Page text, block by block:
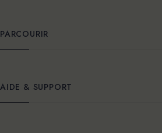
PARCOURIR
AIDE & SUPPORT